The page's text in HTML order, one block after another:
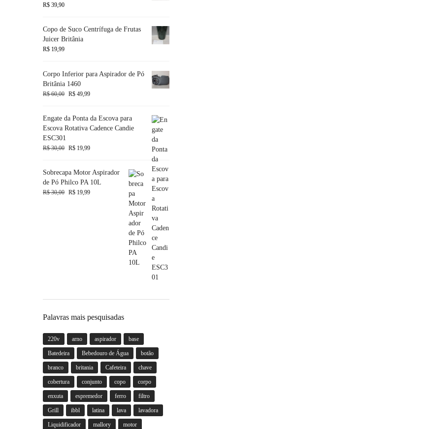
R$ 39,90
Copo de Suco Centrífuga de Frutas
Juicer Britânia
R$ 19,99
Corpo Inferior para Aspirador de Pó
Britânia 1460
R$60,00 R$ 49,99
Engate da Ponta da Escova para
Escova Rotativa Cadence Candie
ESC301
R$30,00 R$ 19,99
Sobrecapa Motor Aspirador
de Pó Philco PA 10L
R$30,00 R$ 19,99
Palavras mais pesquisadas
220v arno aspirador base
Batedeira Bebedouro de Água botão
branco britania Cafeteira chave
cobertura conjunto copo corpo
enxuta espremedor ferro filtro
Grill ibbl latina lava lavadora
Liquidificador mallory motor